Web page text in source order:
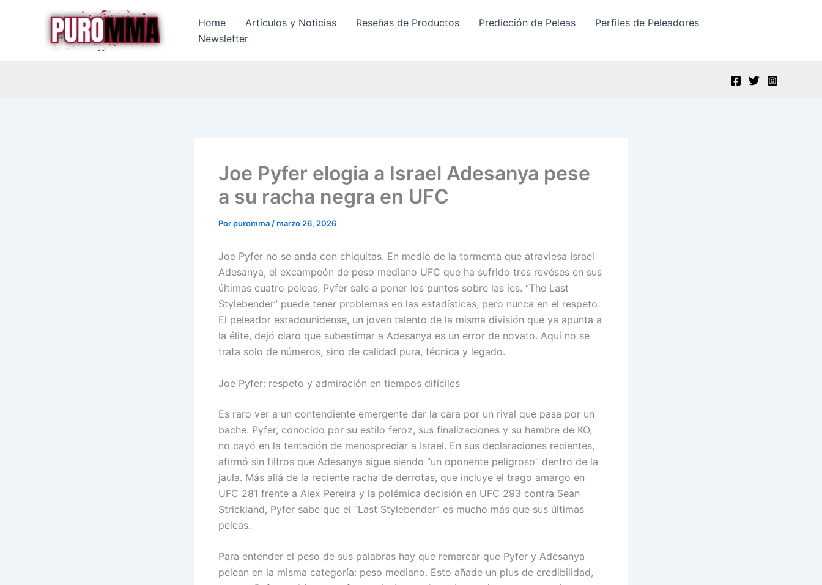
Home Artículos y Noticias Reseñas de Productos Predicción de Peleas
Perfiles de Peleadores
Newsletter
Joe Pyfer elogia a Israel Adesanya pese
a su racha negra en UFC
Porpuromma /marzo 26, 2026
Joe Pyfer no se anda con chiquitas. En medio de la tormenta que atraviesa Israel
Adesanya, el excampeón de peso mediano UFC que ha sufrido tres revéses en sus
últimas cuatro peleas, Pyfer sale a poner los puntos sobre las íes. “The Last
Stylebender” puede tener problemas en las estadísticas, pero nunca en el respeto.
El peleador estadounidense, un joven talento de la misma división que ya apunta a
la élite, dejó claro que subestimar a Adesanya es un error de novato. Aquí no se
trata solo de números, sino de calidad pura, técnica y legado.
Joe Pyfer: respeto y admiración en tiempos difíciles
Es raro ver a un contendiente emergente dar la cara por un rival que pasa por un
bache. Pyfer, conocido por su estilo feroz, sus finalizaciones y su hambre de KO,
no cayó en la tentación de menospreciar a Israel. En sus declaraciones recientes,
afirmó sin filtros que Adesanya sigue siendo “un oponente peligroso” dentro de la
jaula. Más allá de la reciente racha de derrotas, que incluye el trago amargo en
UFC 281 frente a Alex Pereira y la polémica decisión en UFC 293 contra Sean
Strickland, Pyfer sabe que el “Last Stylebender” es mucho más que sus últimas
peleas.
Para entender el peso de sus palabras hay que remarcar que Pyfer y Adesanya
pelean en la misma categoría: peso mediano. Esto añade un plus de credibilidad,